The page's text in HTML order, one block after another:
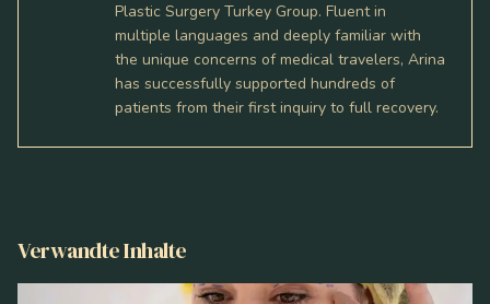
Plastic Surgery Turkey Group. Fluent in
multiple languages and deeply familiar with
the unique concerns of medical travelers, Arina
has successfully supported hundreds of
patients from their first inquiry to full recovery.
Verwandte Inhalte